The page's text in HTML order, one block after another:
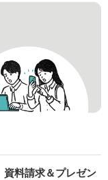
資料請求＆プレゼン